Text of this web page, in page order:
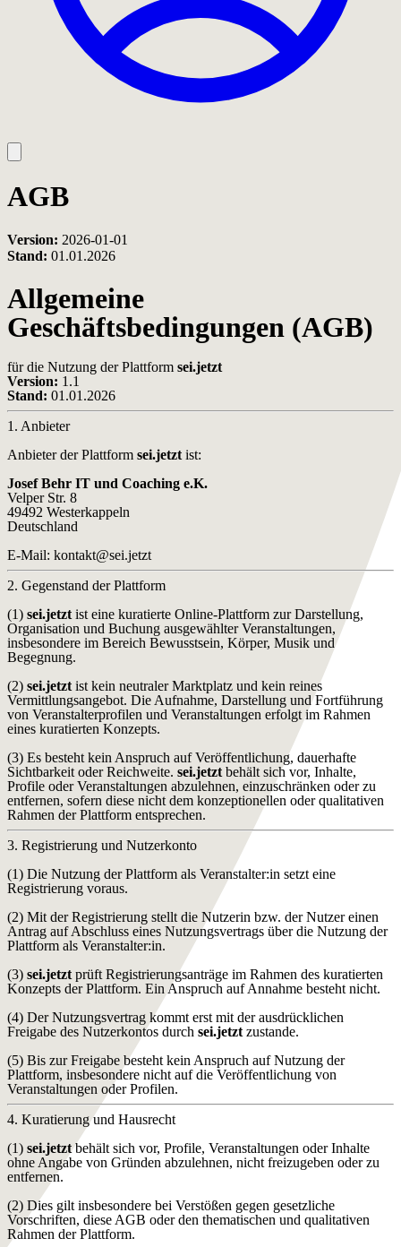
AGB
Version: 2026-01-01
Stand: 01.01.2026
Allgemeine
Geschäftsbedingungen (AGB)
für die Nutzung der Plattform sei.jetzt
Version: 1.1
Stand: 01.01.2026
1. Anbieter
Anbieter der Plattform sei.jetzt ist:
Josef Behr IT und Coaching e.K.
Velper Str. 8
49492 Westerkappeln
Deutschland
E-Mail: kontakt@sei.jetzt
2. Gegenstand der Plattform
(1) sei.jetzt ist eine kuratierte Online-Plattform zur Darstellung,
Organisation und Buchung ausgewählter Veranstaltungen,
insbesondere im Bereich Bewusstsein, Körper, Musik und
Begegnung.
(2) sei.jetzt ist kein neutraler Marktplatz und kein reines
Vermittlungsangebot. Die Aufnahme, Darstellung und Fortführung
von Veranstalterprofilen und Veranstaltungen erfolgt im Rahmen
eines kuratierten Konzepts.
(3) Es besteht kein Anspruch auf Veröffentlichung, dauerhafte
Sichtbarkeit oder Reichweite. sei.jetzt behält sich vor, Inhalte,
Profile oder Veranstaltungen abzulehnen, einzuschränken oder zu
entfernen, sofern diese nicht dem konzeptionellen oder qualitativen
Rahmen der Plattform entsprechen.
3. Registrierung und Nutzerkonto
(1) Die Nutzung der Plattform als Veranstalter:in setzt eine
Registrierung voraus.
(2) Mit der Registrierung stellt die Nutzerin bzw. der Nutzer einen
Antrag auf Abschluss eines Nutzungsvertrags über die Nutzung der
Plattform als Veranstalter:in.
(3) sei.jetzt prüft Registrierungsanträge im Rahmen des kuratierten
Konzepts der Plattform. Ein Anspruch auf Annahme besteht nicht.
(4) Der Nutzungsvertrag kommt erst mit der ausdrücklichen
Freigabe des Nutzerkontos durch sei.jetzt zustande.
(5) Bis zur Freigabe besteht kein Anspruch auf Nutzung der
Plattform, insbesondere nicht auf die Veröffentlichung von
Veranstaltungen oder Profilen.
4. Kuratierung und Hausrecht
(1) sei.jetztbehält sich vor, Profile, Veranstaltungen oder Inhalte
ohne Angabe von Gründen abzulehnen, nicht freizugeben oder zu
entfernen.
(2) Dies gilt insbesondere bei Verstößen gegen gesetzliche
Vorschriften, diese AGB oder den thematischen und qualitativen
Rahmen der Plattform.